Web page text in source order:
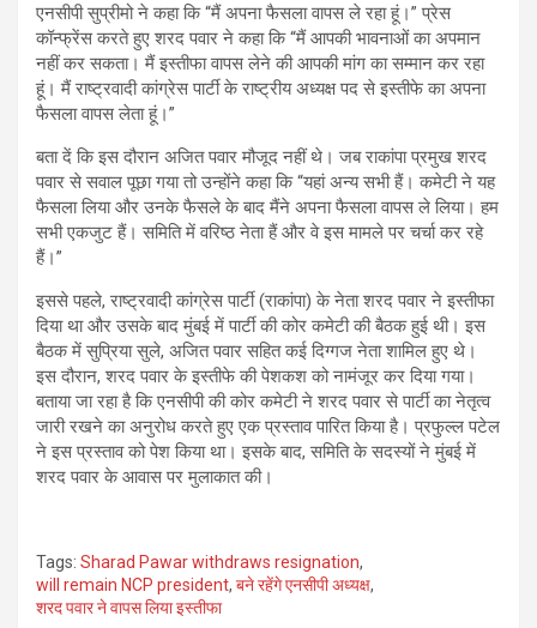
एनसीपी सुप्रीमो ने कहा कि “मैं अपना फैसला वापस ले रहा हूं।” प्रेस
कॉन्फ्रेंस करते हुए शरद पवार ने कहा कि “मैं आपकी भावनाओं का अपमान
नहीं कर सकता। मैं इस्तीफा वापस लेने की आपकी मांग का सम्मान कर रहा
हूं। मैं राष्ट्रवादी कांग्रेस पार्टी के राष्ट्रीय अध्यक्ष पद से इस्तीफे का अपना
फैसला वापस लेता हूं।”
बता दें कि इस दौरान अजित पवार मौजूद नहीं थे। जब राकांपा प्रमुख शरद
पवार से सवाल पूछा गया तो उन्होंने कहा कि “यहां अन्य सभी हैं। कमेटी ने यह
फैसला लिया और उनके फैसले के बाद मैंने अपना फैसला वापस ले लिया। हम
सभी एकजुट हैं। समिति में वरिष्ठ नेता हैं और वे इस मामले पर चर्चा कर रहे
हैं।”
इससे पहले, राष्ट्रवादी कांग्रेस पार्टी (राकांपा) के नेता शरद पवार ने इस्तीफा
दिया था और उसके बाद मुंबई में पार्टी की कोर कमेटी की बैठक हुई थी। इस
बैठक में सुप्रिया सुले, अजित पवार सहित कई दिग्गज नेता शामिल हुए थे।
इस दौरान, शरद पवार के इस्तीफे की पेशकश को नामंजूर कर दिया गया।
बताया जा रहा है कि एनसीपी की कोर कमेटी ने शरद पवार से पार्टी का नेतृत्व
जारी रखने का अनुरोध करते हुए एक प्रस्ताव पारित किया है। प्रफुल्ल पटेल
ने इस प्रस्ताव को पेश किया था। इसके बाद, समिति के सदस्यों ने मुंबई में
शरद पवार के आवास पर मुलाकात की।
Tags: Sharad Pawar withdraws resignation,
will remain NCP president, बने रहेंगे एनसीपी अध्यक्ष,
शरद पवार ने वापस लिया इस्तीफा